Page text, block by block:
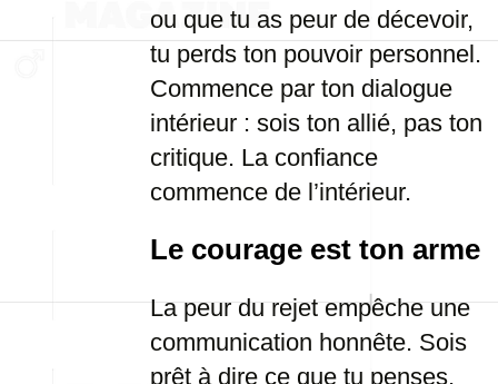
ou que tu as peur de décevoir,
tu perds ton pouvoir personnel.
Commence par ton dialogue
intérieur : sois ton allié, pas ton
critique. La confiance
commence de l’intérieur.
Le courage est ton arme
La peur du rejet empêche une
communication honnête. Sois
prêt à dire ce que tu penses,